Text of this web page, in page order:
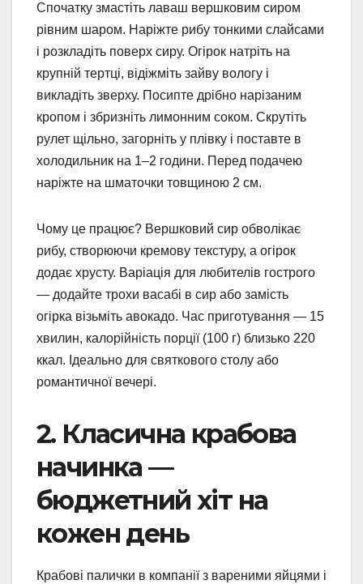
Спочатку змастіть лаваш вершковим сиром
рівним шаром. Наріжте рибу тонкими слайсами
і розкладіть поверх сиру. Огірок натріть на
крупній тертці, відіжміть зайву вологу і
викладіть зверху. Посипте дрібно нарізаним
кропом і збризніть лимонним соком. Скрутіть
рулет щільно, загорніть у плівку і поставте в
холодильник на 1–2 години. Перед подачею
наріжте на шматочки товщиною 2 см.
Чому це працює? Вершковий сир обволікає
рибу, створюючи кремову текстуру, а огірок
додає хрусту. Варіація для любителів гострого
— додайте трохи васабі в сир або замість
огірка візьміть авокадо. Час приготування — 15
хвилин, калорійність порції (100 г) близько 220
ккал. Ідеально для святкового столу або
романтичної вечері.
2. Класична крабова
начинка —
бюджетний хіт на
кожен день
Крабові палички в компанії з вареними яйцями і